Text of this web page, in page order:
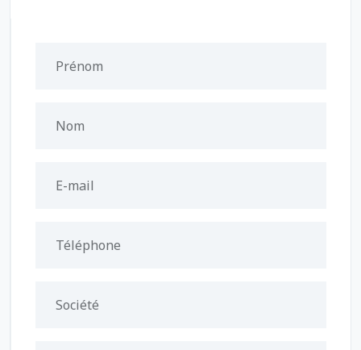
Prénom
Nom
E-mail
Téléphone
Société